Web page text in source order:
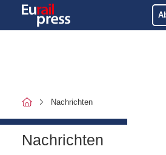
Nachrichten
Nachrichten